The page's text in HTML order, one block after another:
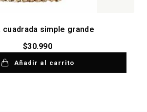
cuadrada simple grande
$30.990
Añadir al carrito